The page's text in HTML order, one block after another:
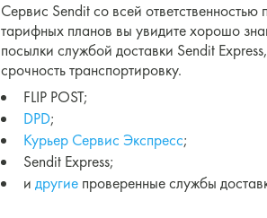
Сервис Sendit со всей
тарифных планов вы увидите хорошо
посылки службой доставки Sendit
срочность транспортировку.
FLIP POST;
DPD;
Курьер Сервис Экспресс;
Sendit Express;
и другиепроверенные службы